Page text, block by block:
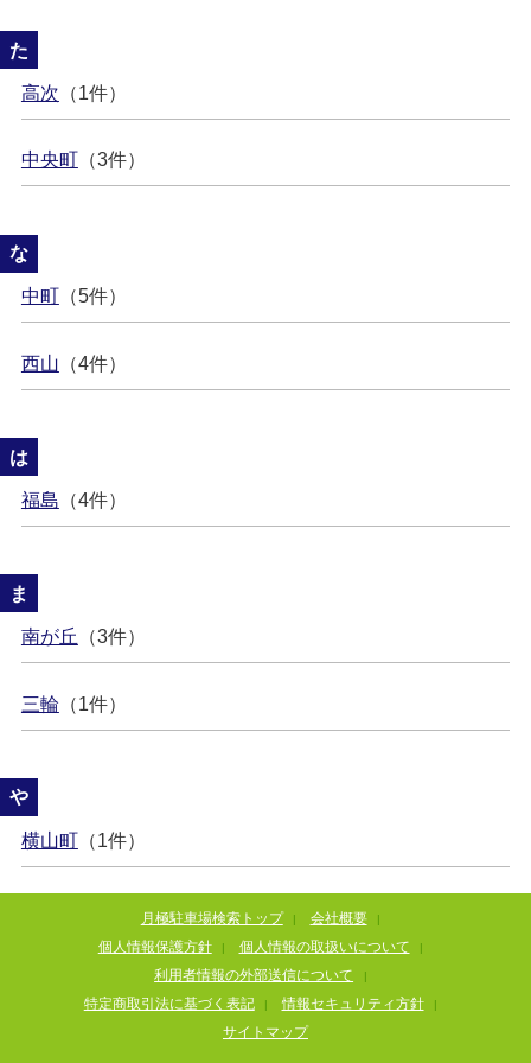
た
高次 （1件）
中央町（3件）
な
中町 （5件）
西山 （4件）
は
福島 （4件）
ま
南が丘 （3件）
三輪（1件）
や
横山町（1件）
月極駐車場検索トップ | 会社概要 |
個人情報保護方針 | 個人情報の取扱いについて |
利用者情報の外部送信について |
特定商取引法に基づく表記 | 情報セキュリティ方針 |
サイトマップ